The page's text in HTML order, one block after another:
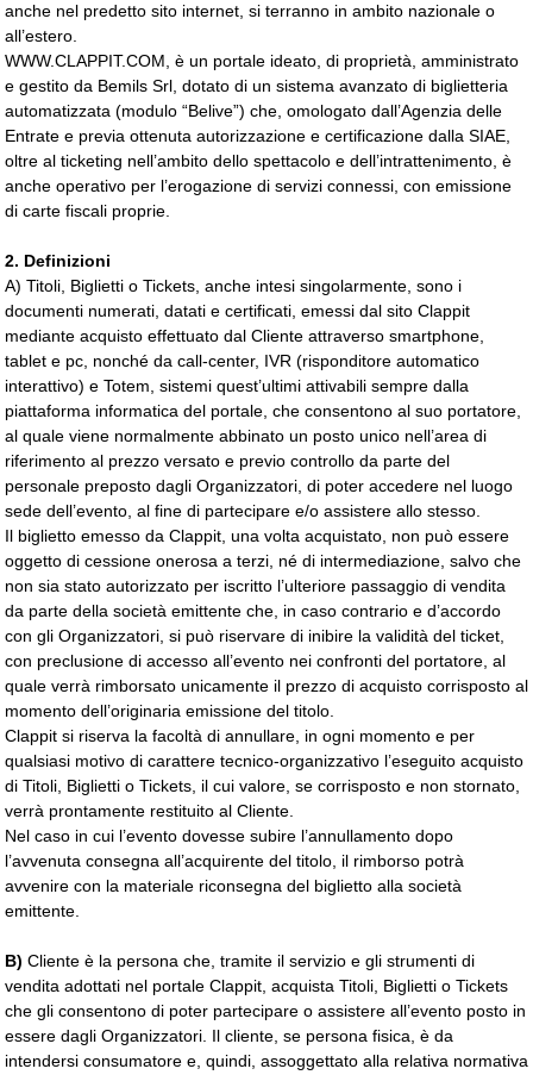
anche nel predetto sito internet, si terranno in ambito nazionale o
all’estero.
WWW.CLAPPIT.COM, è un portale ideato, di proprietà, amministrato
e gestito da Bemils Srl, dotato di un sistema avanzato di biglietteria
automatizzata (modulo “Belive”) che, omologato dall’Agenzia delle
Entrate e previa ottenuta autorizzazione e certificazione dalla SIAE,
oltre al ticketing nell’ambito dello spettacolo e dell’intrattenimento, è
anche operativo per l’erogazione di servizi connessi, con emissione
di carte fiscali proprie.
2. Definizioni
A) Titoli, Biglietti o Tickets, anche intesi singolarmente, sono i
documenti numerati, datati e certificati, emessi dal sito Clappit
mediante acquisto effettuato dal Cliente attraverso smartphone,
tablet e pc, nonché da call-center, IVR (risponditore automatico
interattivo) e Totem, sistemi quest’ultimi attivabili sempre dalla
piattaforma informatica del portale, che consentono al suo portatore,
al quale viene normalmente abbinato un posto unico nell’area di
riferimento al prezzo versato e previo controllo da parte del
personale preposto dagli Organizzatori, di poter accedere nel luogo
sede dell’evento, al fine di partecipare e/o assistere allo stesso.
Il biglietto emesso da Clappit, una volta acquistato, non può essere
oggetto di cessione onerosa a terzi, né di intermediazione, salvo che
non sia stato autorizzato per iscritto l’ulteriore passaggio di vendita
da parte della società emittente che, in caso contrario e d’accordo
con gli Organizzatori, si può riservare di inibire la validità del ticket,
con preclusione di accesso all’evento nei confronti del portatore, al
quale verrà rimborsato unicamente il prezzo di acquisto corrisposto al
momento dell’originaria emissione del titolo.
Clappit si riserva la facoltà di annullare, in ogni momento e per
qualsiasi motivo di carattere tecnico-organizzativo l’eseguito acquisto
di Titoli, Biglietti o Tickets, il cui valore, se corrisposto e non stornato,
verrà prontamente restituito al Cliente.
Nel caso in cui l’evento dovesse subire l’annullamento dopo
l’avvenuta consegna all’acquirente del titolo, il rimborso potrà
avvenire con la materiale riconsegna del biglietto alla società
emittente.
B) Cliente è la persona che, tramite il servizio e gli strumenti di
vendita adottati nel portale Clappit, acquista Titoli, Biglietti o Tickets
che gli consentono di poter partecipare o assistere all’evento posto in
essere dagli Organizzatori. Il cliente, se persona fisica, è da
intendersi consumatore e, quindi, assoggettato alla relativa normativa